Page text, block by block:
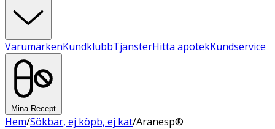
VarumärkenKundklubbTjänsterHitta apotekKundservice
Mina Recept
Hem/Sökbar, ej köpb, ej kat/Aranesp®